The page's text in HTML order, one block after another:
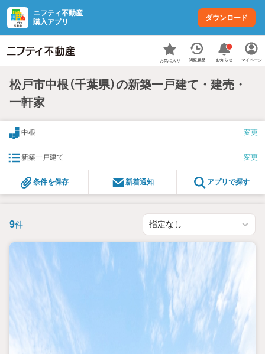
ニフティ不動産
購入アプリ
ダウンロード
お気に入り 閲覧履歴 お知らせ マイページ
松戸市中根（千葉県）の新築一戸建て・建売・
一軒家
中根 変更
新築一戸建て 変更
条件を保存 新着通知 アプリで探す
9件